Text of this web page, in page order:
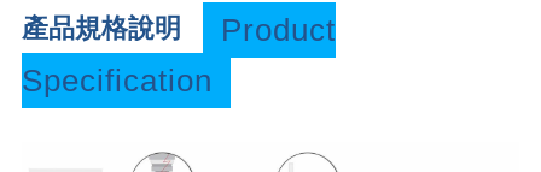
產品規格說明
Product
Specification